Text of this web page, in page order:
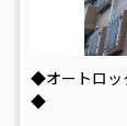
◆オートロ
◆